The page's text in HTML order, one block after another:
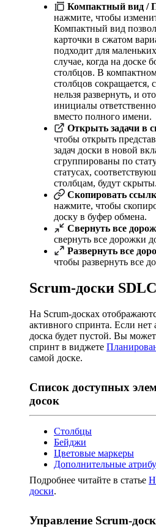
Компактный вид /
нажмите, чтобы
Компактный вид
карточки в сжатом
подходит для
случае, когда на доске
столбцов. В
столбцов сокращается,
нельзя развернуть, и
инициалы
вместо полного имени.
Открыть задачи в
чтобы открыть
задач доски в новой
сгруппированы по
статусах,
столбцам, будут скрыты.
Скопировать
нажмите, чтобы
доску в буфер обмена.
Свернуть все
свернуть все дорожки
Развернуть все
чтобы развернуть все
Scrum-доски SDLC
На Scrum-досках
активного спринта. Если нет
доска будет пустой. Вы
спринт в виджете
самой доске.
Список доступных
досок
Столбцы
Бейджи
Цветовые маркеры
Дополнительные
Подробнее читайте в статье
доски.
Управление Scrum-